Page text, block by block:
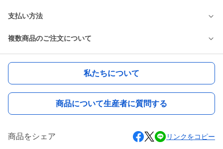
支払い方法
複数商品のご注文について
私たちについて
商品について生産者に質問する
商品をシェア リンクをコピー